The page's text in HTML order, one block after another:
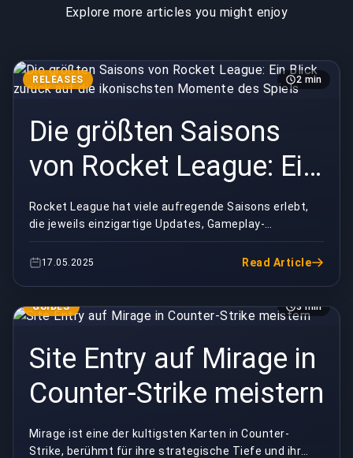
Explore more articles you might enjoy
RELEASES 2 min
Die größten Saisons
von Rocket League: Ein
Blick zurück auf die
ikonischsten Momente
des Spiels
Rocket League hat viele aufregende Saisons erlebt,
die jeweils einzigartige Updates, Gameplay-
Änderungen und denkwürdige Momente mit sich
brachten. Wä...
17.05.2025 Read Article
GUIDES 3 min
Site Entry auf Mirage in
Counter-Strike meistern
Mirage ist eine der kultigsten Karten in Counter-
Strike, berühmt für ihre strategische Tiefe und ihr